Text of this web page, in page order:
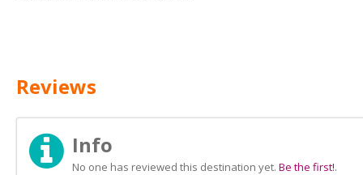
Reviews
Info
No one has reviewed this destination yet. Be the first!.